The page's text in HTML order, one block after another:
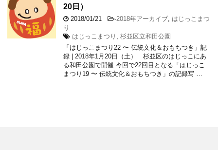
20日）
2018/01/21 -2018年アーカイブ はじっこまつ
り
はじっこまつり
杉並区立和田公園
「はじっこまつり22 〜 伝統文化＆おもちつき」記
録 | 2018年1月20日（土） 杉並区のはじっこにあ
る和田公園で開催 今回で22回目となる「はじっこ
まつり19 〜 伝統文化＆おもちつき」の記録写 …